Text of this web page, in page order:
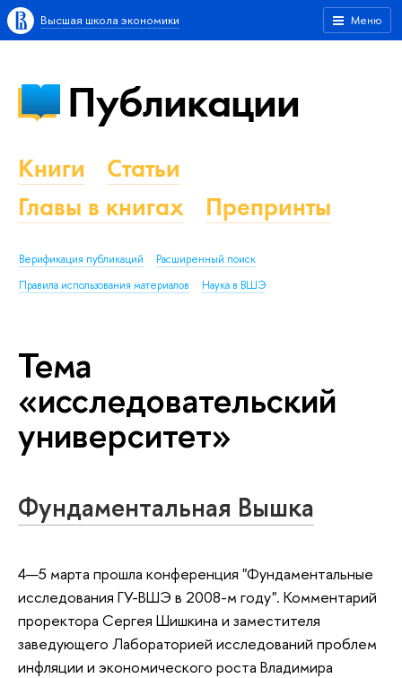
Меню
Высшая школа экономики
Публикации
Книги
Статьи
Главы в книгах
Препринты
Верификация публикаций
Расширенный поиск
Правила использования материалов
Наука в ВШЭ
Тема
«исследовательский
университет»
Фундаментальная Вышка
4—5 марта прошла конференция "Фундаментальные
исследования ГУ-ВШЭ в 2008-м году". Комментарий
проректора Сергея Шишкина и заместителя
заведующего Лабораторией исследований проблем
инфляции и экономического роста Владимира